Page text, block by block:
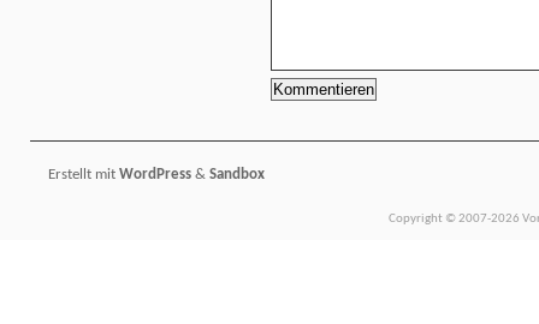
Erstellt mit WordPress & Sandbox
Copyright © 2007-2026